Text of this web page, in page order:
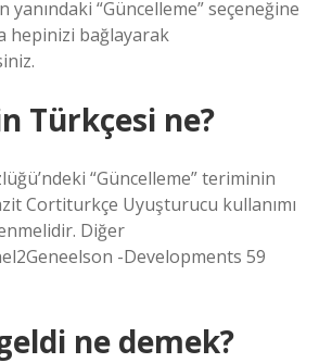
yanındaki “Güncelleme” seçeneğine
hepinizi bağlayarak
Türkçesi ne?
“Güncelleme” teriminin
Cortiturkçe Uyuşturucu kullanımı
Diğer
-Developments 59
ne demek?